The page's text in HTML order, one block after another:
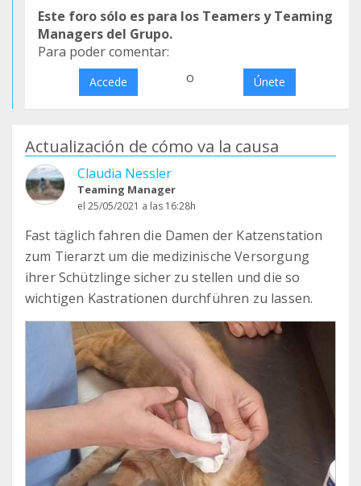
Este foro sólo es para los Teamers y Teaming
Managers del Grupo.
Para poder comentar:
Accede o Únete
Actualización de cómo va la causa
Claudia Nessler
Teaming Manager
el 25/05/2021 a las 16:28h
Fast täglich fahren die Damen der Katzenstation
zum Tierarzt um die medizinische Versorgung
ihrer Schützlinge sicher zu stellen und die so
wichtigen Kastrationen durchführen zu lassen.